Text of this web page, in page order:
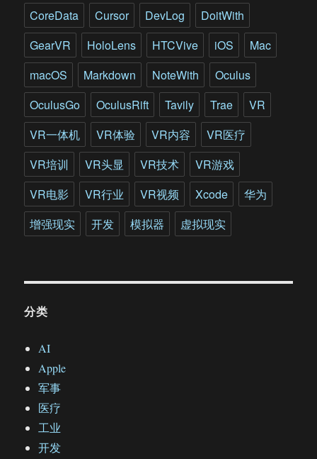
CoreData
Cursor DevLog
DoitWith
GearVR
HoloLens HTCVive iOS
Mac
macOS
Markdown NoteWith
Oculus
OculusGo
OculusRift Tavily Trae
VR
VR一体机
VR体验 VR内容
VR医疗
VR培训
VR头显 VR技术
VR游戏
VR电影
VR行业 VR视频 Xcode
华为
增强现实
开发 模拟器 虚拟现实
分类
AI
Apple
军事
医疗
工业
开发